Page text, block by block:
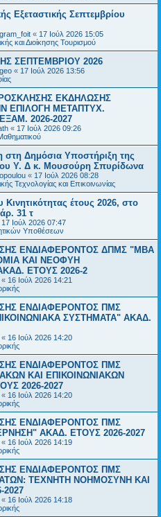
Εξεταστικής Σεπτεμβρίου
« 17 Ιούλ 2026 15:05
και Διοίκησης Τουρισμού
ΣΕΠΤΕΜΒΡΙΟΥ 2026
« 17 Ιούλ 2026 13:56
ΕΚΔΗΛΩΣΗΣ
ΕΠΙΛΟΓΗ ΜΕΤΑΠΤΥΧ.
2026-2027
« 17 Ιούλ 2026 09:26
Δημόσια Υποστήριξη της
του Υ. Δ κ. Μουσούρη Σπυρίδωνα
« 17 Ιούλ 2026 08:28
Τεχνολογίας και Επικοινωνίας
έτους 2026, στο
31 τ
17 Ιούλ 2026 07:47
Υποθέσεων
ΕΝΔΙΑΦΕΡΟΝΤΟΣ ΔΠΜΣ "ΜΒΑ
ΚΑΙ ΝΕΟΦΥΗ
ΕΤΟΥΣ 2026-2
« 16 Ιούλ 2026 14:21
ΕΝΔΙΑΦΕΡΟΝΤΟΣ ΠΜΣ
ΣΥΣΤΗΜΑΤΑ" ΑΚΑΔ.
« 16 Ιούλ 2026 14:20
ΕΝΔΙΑΦΕΡΟΝΤΟΣ ΠΜΣ
ΚΑΙ ΕΠΙΚΟΙΝΩΝΙΑΚΩΝ
2026-2027
« 16 Ιούλ 2026 14:20
ΕΝΔΙΑΦΕΡΟΝΤΟΣ ΠΜΣ
ΑΚΑΔ. ΕΤΟΥΣ 2026-2027
« 16 Ιούλ 2026 14:19
ΕΝΔΙΑΦΕΡΟΝΤΟΣ ΠΜΣ
ΤΕΧΝΗΤΗ ΝΟΗΜΟΣΥΝΗ ΚΑΙ
« 16 Ιούλ 2026 14:18